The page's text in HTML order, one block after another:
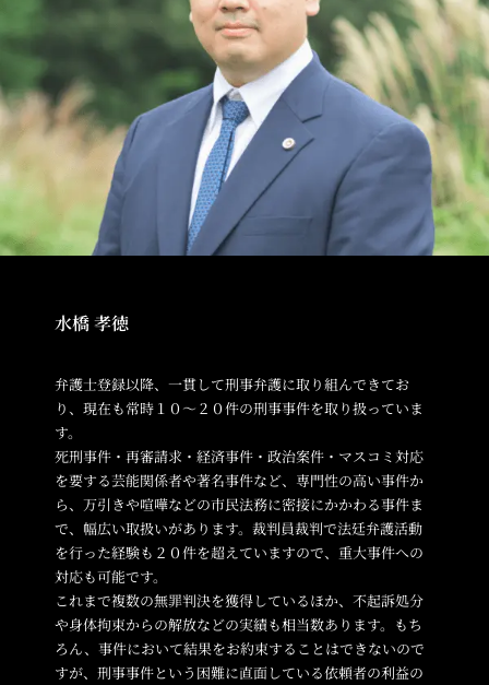
水橋 孝徳
弁護士登録以降、一貫して刑事弁護に取り組んできてお
り、現在も常時１０～２０件の刑事事件を取り扱っていま
す。
死刑事件・再審請求・経済事件・政治案件・マスコミ対応
を要する芸能関係者や著名事件など、専門性の高い事件か
ら、万引きや喧嘩などの市民法務に密接にかかわる事件ま
で、幅広い取扱いがあります。裁判員裁判で法廷弁護活動
を行った経験も２０件を超えていますので、重大事件への
対応も可能です。
これまで複数の無罪判決を獲得しているほか、不起訴処分
や身体拘束からの解放などの実績も相当数あります。もち
ろん、事件において結果をお約束することはできないので
すが、刑事事件という困難に直面している依頼者の利益の